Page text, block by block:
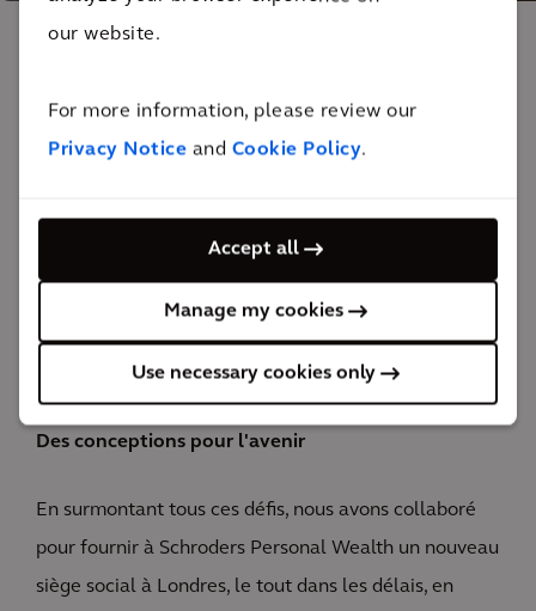
our website.
For more information, please review our
Privacy Notice and Cookie Policy.
Accept all
Manage my cookies
Use necessary cookies only
De cette collaboration est né un espace moderne et
entre le début et la fin du projet
The impact
Des conceptions pour l'avenir
En surmontant tous ces défis, nous avons collaboré
pour fournir à Schroders Personal Wealth un nouveau
siège social à Londres, le tout dans les délais, en